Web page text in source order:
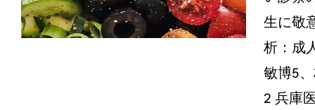
オンライン記事
生に敬
析：成
敏博5
2 兵庫